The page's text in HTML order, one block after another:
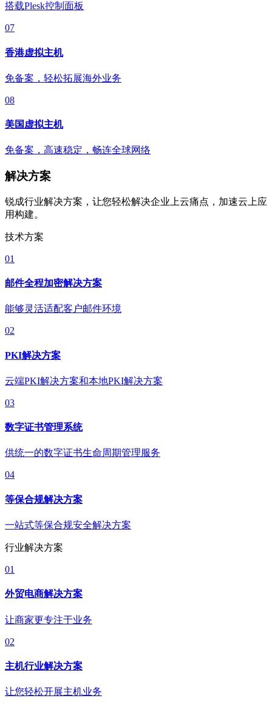
搭载Plesk控制面板
07
香港虚拟主机
免备案，轻松拓展海外业务
08
美国虚拟主机
免备案，高速稳定，畅连全球网络
解决方案
锐成行业解决方案，让您轻松解决企业上云痛点，加速云上应
用构建。
技术方案
01
邮件全程加密解决方案
能够灵活适配客户邮件环境
02
PKI解决方案
云端PKI解决方案和本地PKI解决方案
03
数字证书管理系统
供统一的数字证书生命周期管理服务
04
等保合规解决方案
一站式等保合规安全解决方案
行业解决方案
01
外贸电商解决方案
让商家更专注于业务
02
主机行业解决方案
让您轻松开展主机业务